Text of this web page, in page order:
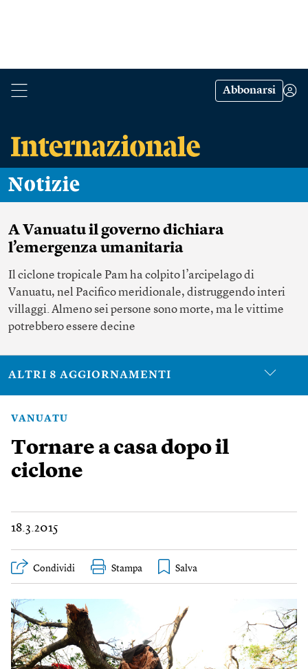
Abbonarsi
Notizie
A Vanuatu il governo dichiara
l’emergenza umanitaria
Il ciclone tropicale Pam ha colpito l’arcipelago di
Vanuatu, nel Pacifico meridionale, distruggendo interi
villaggi. Almeno sei persone sono morte, ma le vittime
potrebbero essere decine
ALTRI 8 AGGIORNAMENTI
VANUATU
Tornare a casa dopo il
ciclone
18.3.2015
Condividi Stampa